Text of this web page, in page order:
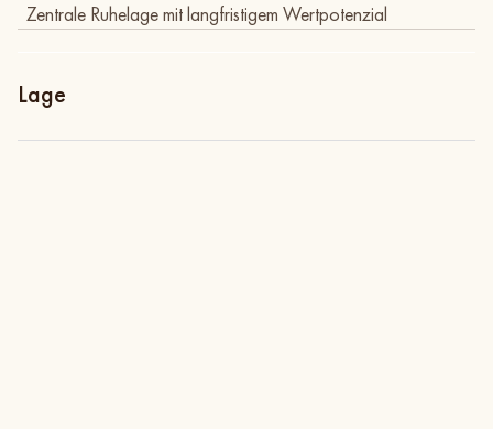
Zentrale Ruhelage mit langfristigem Wertpotenzial
Lage